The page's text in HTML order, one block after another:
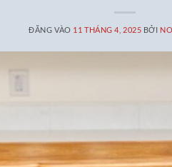
ĐĂNG VÀO 11 THÁNG 4, 2025 BỞI